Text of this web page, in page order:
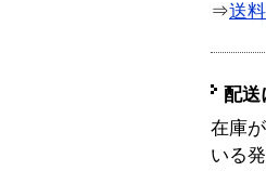
⇒送
配送
在庫
いる